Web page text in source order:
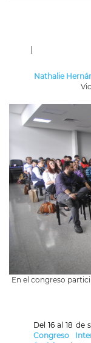
|
Nathalie
En el congreso
Del 16 al 18 de
Congreso